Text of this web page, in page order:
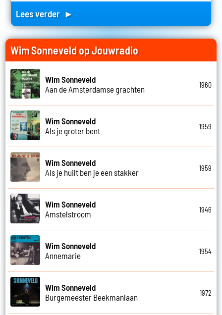
Lees verder ►
Wim Sonneveld op Jouwradio
Wim Sonneveld
Aan de Amsterdamse grachten
1960
Wim Sonneveld
Als je groter bent
1959
Wim Sonneveld
Als je huilt ben je een stakker
1959
Wim Sonneveld
Amstelstroom
1946
Wim Sonneveld
Annemarie
1954
Wim Sonneveld
Burgemeester Beekmanlaan
1972